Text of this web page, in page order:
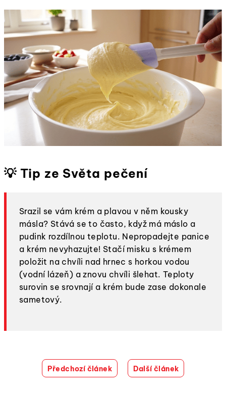
💡 Tip ze Světa pečení
Srazil se vám krém a plavou v něm kousky
másla? Stává se to často, když má máslo a
pudink rozdílnou teplotu. Nepropadejte panice
a krém nevyhazujte! Stačí misku s krémem
položit na chvíli nad hrnec s horkou vodou
(vodní lázeň) a znovu chvíli šlehat. Teploty
surovin se srovnají a krém bude zase dokonale
sametový.
Předchozí článek Další článek